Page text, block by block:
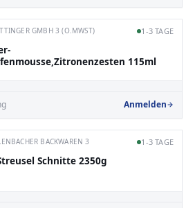
GMBH 3 (O.MWST) 1-3 TAGE
115ml
Anmelden
BACKWAREN 3 1-3 TAGE
Schnitte 2350g